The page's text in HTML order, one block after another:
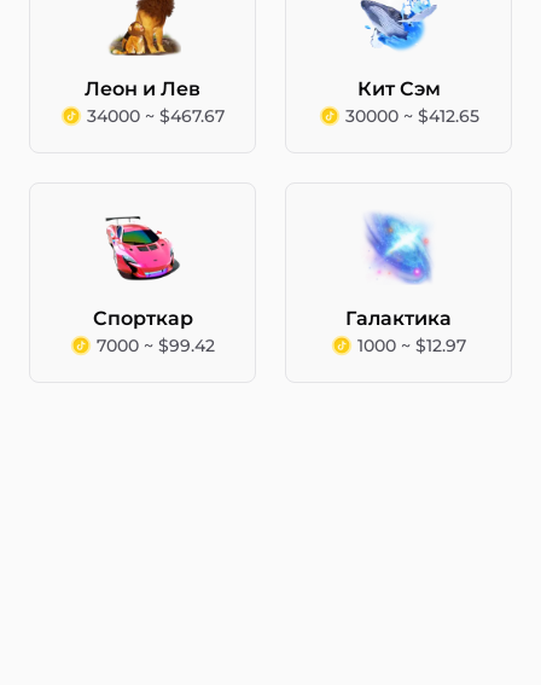
Леон и Лев
34000 ~ $467.67
Кит Сэм
30000 ~ $412.65
Спорткар
7000 ~ $99.42
Галактика
1000 ~ $12.97